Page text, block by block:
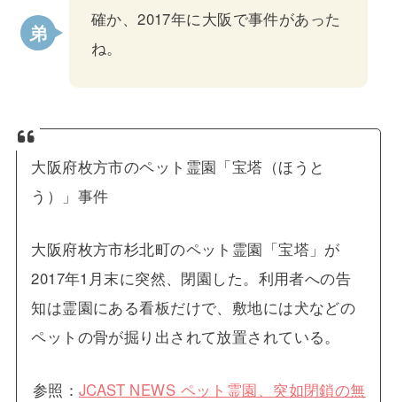
確か、2017年に大阪で事件があった
ね。
大阪府枚方市のペット霊園「宝塔（ほうと
う）」事件
大阪府枚方市杉北町のペット霊園「宝塔」が
2017年1月末に突然、閉園した。利用者への告
知は霊園にある看板だけで、敷地には犬などの
ペットの骨が掘り出されて放置されている。
参照： JCAST NEWS ペット霊園、突如閉鎖の無